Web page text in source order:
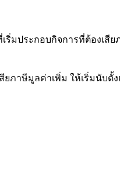
กอบกิจการที่ต้องเสียภา
มูลค่าเพิ่ม ให้เริ่มนับตั้งแ